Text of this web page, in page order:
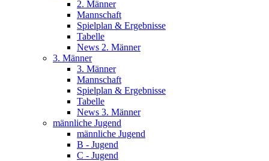
2. Männer
Mannschaft
Spielplan & Ergebnisse
Tabelle
News 2. Männer
3. Männer
3. Männer
Mannschaft
Spielplan & Ergebnisse
Tabelle
News 3. Männer
männliche Jugend
männliche Jugend
B - Jugend
C - Jugend